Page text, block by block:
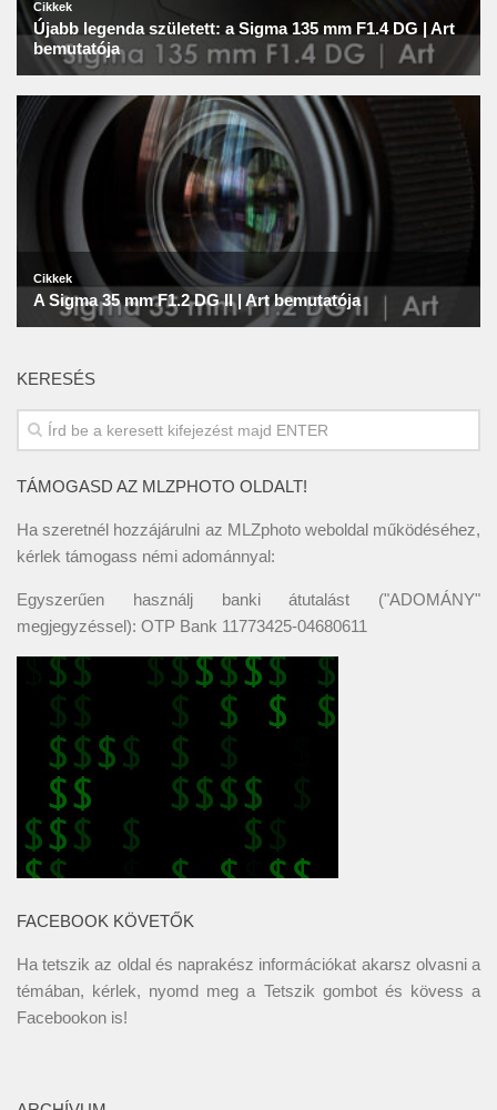
KERESÉS
TÁMOGASD AZ MLZPHOTO OLDALT!
Ha szeretnél hozzájárulni az MLZphoto weboldal működéséhez,
kérlek támogass némi adománnyal:
Egyszerűen használj banki átutalást ("ADOMÁNY"
megjegyzéssel): OTP Bank 11773425-04680611
FACEBOOK KÖVETŐK
Ha tetszik az oldal és naprakész információkat akarsz olvasni a
témában, kérlek, nyomd meg a Tetszik gombot és kövess a
Facebookon is!